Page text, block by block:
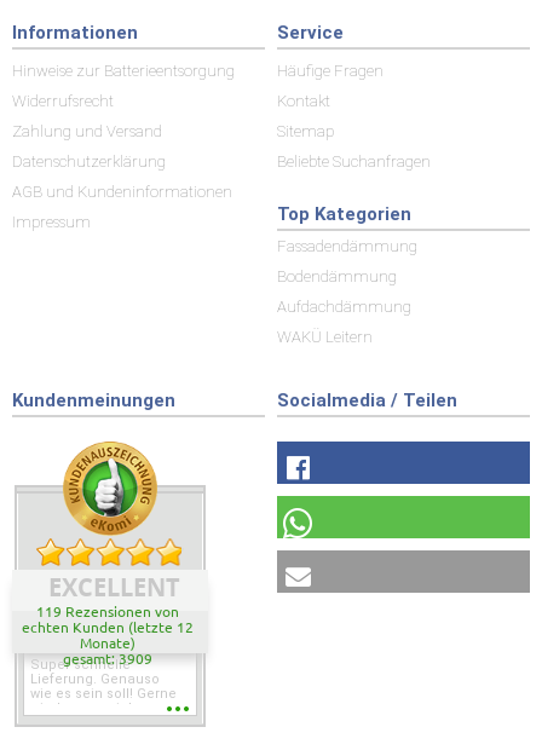
Informationen
Hinweise zur Batterieentsorgung
Widerrufsrecht
Zahlung und Versand
Datenschutzerklärung
AGB und Kundeninformationen
Impressum
Service
Häufige Fragen
Kontakt
Sitemap
Beliebte Suchanfragen
Top Kategorien
Fassadendämmung
Bodendämmung
Aufdachdämmung
WAKÜ Leitern
Kundenmeinungen
EXCELLENT
119 Rezensionen von
echten Kunden (letzte 12
Monate)
gesamt: 3909
Super schnelle
Lieferung. Genauso
wie es sein soll! Gerne
wieder wenn ich was
Socialmedia / Teilen